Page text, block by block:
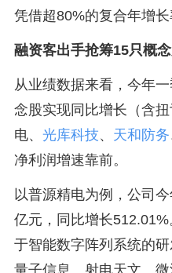
凭借超80%的复合年增长
融资客出手抢筹15只概
从业绩数据来看，今年
念股实现同比增长（含
电、 光库科技、 天和防务
净利润增速靠前。
以普源精电为例，公司
亿元，同比增长
于智能数字阵列系统的研
量子信息、射电天文、